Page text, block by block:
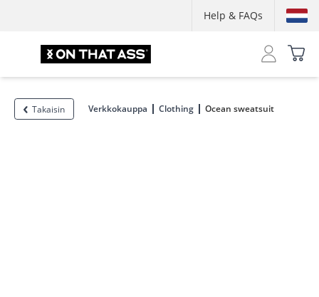
Help & FAQs
Takaisin Verkkokauppa Clothing Ocean sweatsuit